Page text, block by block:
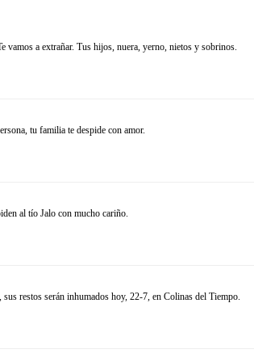
a extrañar. Tus hijos, nuera, yerno, nietos y sobrinos.
tu familia te despide con amor.
al tío Jalo con mucho cariño.
restos serán inhumados hoy, 22-7, en Colinas del Tiempo.